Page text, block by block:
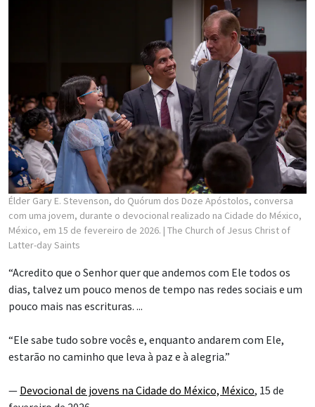
Élder Gary E. Stevenson, do Quórum dos Doze Apóstolos, conversa
com uma jovem, durante o devocional realizado na Cidade do México,
México, em 15 de fevereiro de 2026. | The Church of Jesus Christ of
Latter-day Saints
“Acredito que o Senhor quer que andemos com Ele todos os
dias, talvez um pouco menos de tempo nas redes sociais e um
pouco mais nas escrituras. ...
“Ele sabe tudo sobre vocês e, enquanto andarem com Ele,
estarão no caminho que leva à paz e à alegria.”
— Devocional de jovens na Cidade do México, México, 15 de